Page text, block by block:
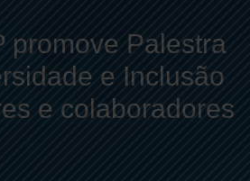
promove Palestra
e Inclusão
e colaboradores